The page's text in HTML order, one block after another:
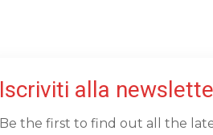
Iscriviti alla
Be the first to find out all the